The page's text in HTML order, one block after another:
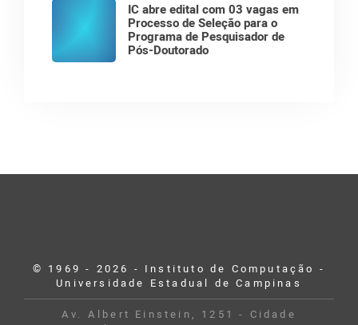
IC abre edital com 03 vagas em
Processo de Seleção para o
Programa de Pesquisador de
Pós-Doutorado
© 1969 - 2026 - Instituto de Computação -
Universidade Estadual de Campinas
Av. Albert Einstein, 1251 - Cidade